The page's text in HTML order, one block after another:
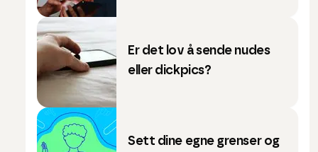
Er det lov å sende nudes
eller dickpics?
Sett dine egne grenser og